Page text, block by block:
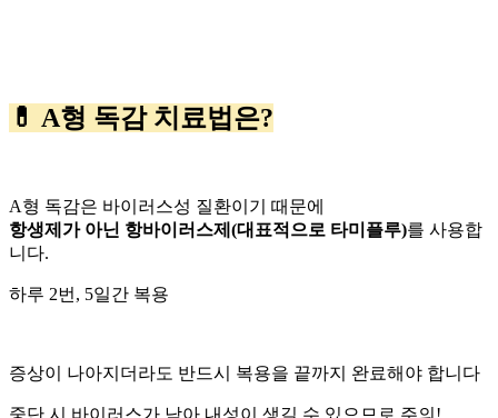
💊 A형 독감 치료법은?
A형 독감은 바이러스성 질환이기 때문에
항생제가 아닌 항바이러스제(대표적으로 타미플루)를 사용합
니다.
하루 2번, 5일간 복용
증상이 나아지더라도 반드시 복용을 끝까지 완료해야 합니다
중단 시 바이러스가 남아 내성이 생길 수 있으므로 주의!